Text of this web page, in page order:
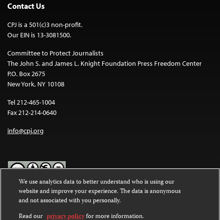
Contact Us
CPJ is a 501(c)3 non-profit.
Our EIN is 13-3081500.
Committee to Protect Journalists
The John S. and James L. Knight Foundation Press Freedom Center
P.O. Box 2675
New York, NY 10108
Tel 212-465-1004
Fax 212-214-0640
info@cpj.org
Except where noted, text on this website is licensed under a
Commons Attribution-NonCommercial-NoDerivatives 4.0
International License.
We use analytics data to better understand who is using our
website and improve your experience. The data is anonymous
and not associated with you personally.
Read our privacy policyfor more information.